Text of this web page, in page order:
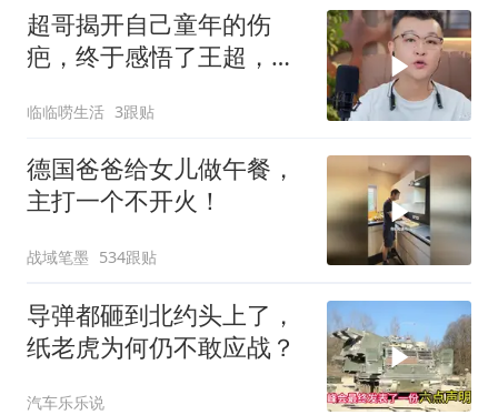
超哥揭开自己童年的伤
疤，终于感悟了王超，他
临临唠生活 3跟贴
德国爸爸给女儿做午餐，
主打一个不开火！
战域笔墨 534跟贴
导弹都砸到北约头上了，
纸老虎为何仍不敢应战？
汽车乐乐说